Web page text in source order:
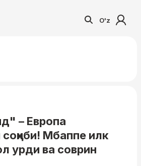
O'z
– Европа
Мбаппе илк
урди ва соврин